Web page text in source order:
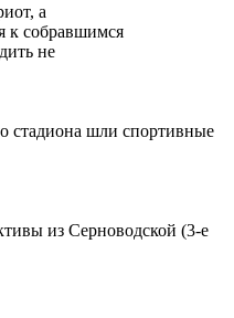
а
к собравшимся
не
стадиона шли спортивные
из Серноводской (3-е